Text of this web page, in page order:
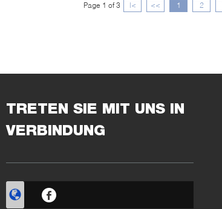
Page 1 of 3 |< << 1 2
TRETEN SIE MIT UNS IN
VERBINDUNG